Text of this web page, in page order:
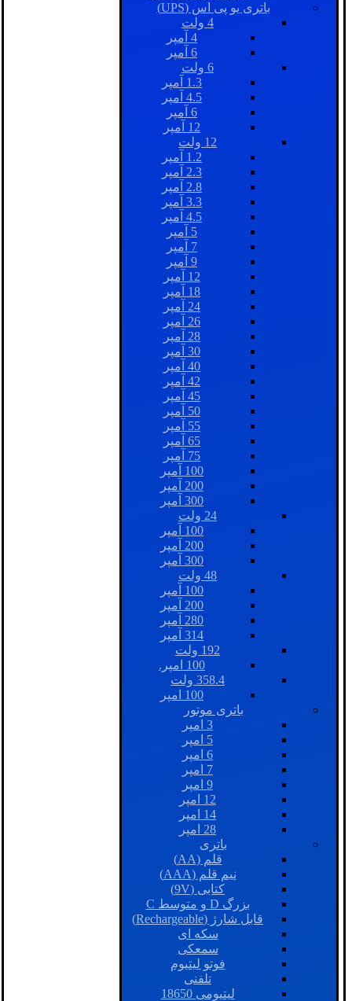
باتری یو پی اس (UPS)
4 ولت
4 آمپر
6 آمپر
6 ولت
1.3 آمپر
4.5 آمپر
6 آمپر
12 آمپر
12 ولت
1.2 آمپر
2.3 آمپر
2.8 آمپر
3.3 آمپر
4.5 آمپر
5 آمپر
7 آمپر
9 آمپر
12 آمپر
18 آمپر
24 آمپر
26 آمپر
28 آمپر
30 آمپر
40 آمپر
42 آمپر
45 آمپر
50 آمپر
55 آمپر
65 آمپر
75 آمپر
100 آمپر
200 آمپر
300 آمپر
24 ولت
100 آمپر
200 آمپر
300 آمپر
48 ولت
100 آمپر
200 آمپر
280 آمپر
314 آمپر
192 ولت
100 امپر.
358.4 ولت
100 امپر
باتری موتور
3 امپر
5 امپر
6 امپر
7 امپر
9 امپر
12 امپر
14 امپر
28 امپر
باتری
قلم (AA)
نیم قلم (AAA)
کتابی (9V)
بزرگ D و متوسط C
قابل شارژ (Rechargeable)
سکه ای
سمعکی
فوتو لیتیوم
تلفنی
لیتیومی 18650